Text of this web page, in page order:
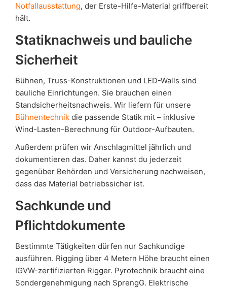
Notfallausstattung, der Erste-Hilfe-Material griffbereit
hält.
Statiknachweis und bauliche
Sicherheit
Bühnen, Truss-Konstruktionen und LED-Walls sind
bauliche Einrichtungen. Sie brauchen einen
Standsicherheitsnachweis. Wir liefern für unsere
Bühnentechnik die passende Statik mit – inklusive
Wind-Lasten-Berechnung für Outdoor-Aufbauten.
Außerdem prüfen wir Anschlagmittel jährlich und
dokumentieren das. Daher kannst du jederzeit
gegenüber Behörden und Versicherung nachweisen,
dass das Material betriebssicher ist.
Sachkunde und
Pflichtdokumente
Bestimmte Tätigkeiten dürfen nur Sachkundige
ausführen. Rigging über 4 Metern Höhe braucht einen
IGVW-zertifizierten Rigger. Pyrotechnik braucht eine
Sondergenehmigung nach SprengG. Elektrische